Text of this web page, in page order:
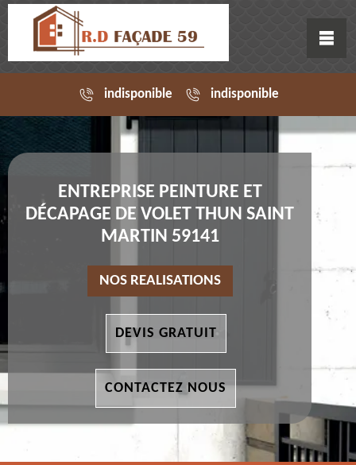
indisponible indisponible
ENTREPRISE PEINTURE ET
DÉCAPAGE DE VOLET THUN SAINT
MARTIN 59141
NOS REALISATIONS
DEVIS GRATUIT
CONTACTEZ NOUS